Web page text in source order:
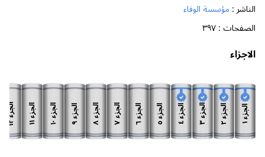
الناشر : مؤسسة الوفاء
الصفحات :٣٩٧
الاجزاء
الجزء
١
الجزء
٢
الجزء
٣
الجزء
٤
الجزء
٥
الجزء
٦
الجزء
٧
الجزء
٨
الجزء
٩
الجزء
١٠
الجزء
١١
الجزء
١٢